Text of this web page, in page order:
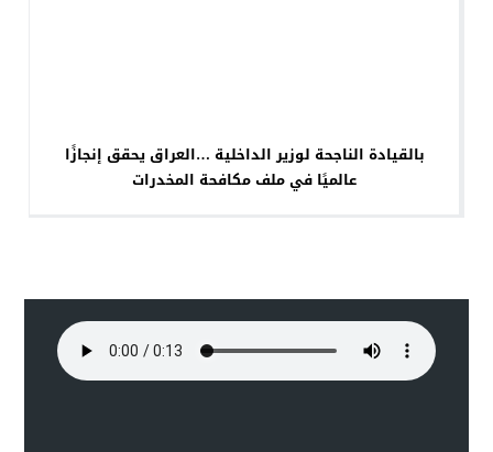
بالقيادة الناجحة لوزير الداخلية …العراق يحقق إنجازًا
عالميًا في ملف مكافحة المخدرات